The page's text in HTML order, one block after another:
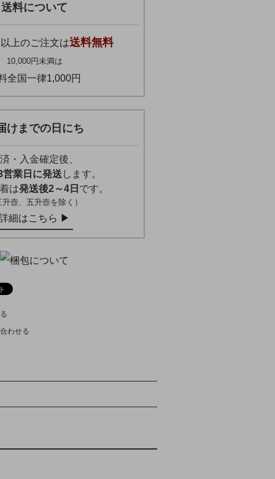
送料について
以上のご注文は送料無料
10,000円未満は
全国一律1,000円
けまでの日にち
・入金確定後、
営業日に発送 します。
は発送後2～4日 です。
升壺、五升壺を除く）
細はこちら ▶︎
わせる